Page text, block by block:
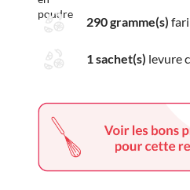
290 gramme(s)
1 sachet(s) levure